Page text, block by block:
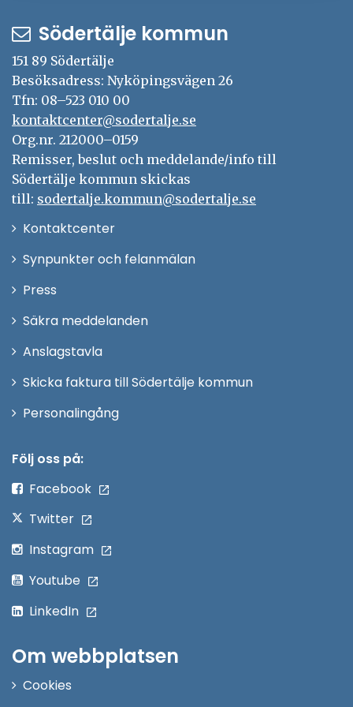
Södertälje kommun
151 89 Södertälje
Besöksadress: Nyköpingsvägen 26
Tfn: 08–523 010 00
kontaktcenter@sodertalje.se
Org.nr. 212000–0159
Remisser, beslut och meddelande/info till
Södertälje kommun skickas
till: sodertalje.kommun@sodertalje.se
KontaktcenterÖppna
Synpunkter och felanmälan
Press
fönster
Säkra meddelanden
Anslagstavla
Skicka faktura till Södertälje kommun
PersonalingångÖppna
Följ oss på:
Facebook
Twitter
Instagram
Youtube
LinkedIn
Om webbplatsen
Cookies